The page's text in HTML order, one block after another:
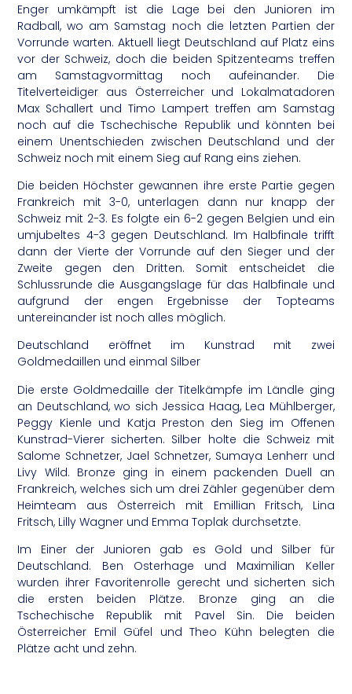
Enger umkämpft ist die Lage bei den Junioren im
Radball, wo am Samstag noch die letzten Partien der
Vorrunde warten. Aktuell liegt Deutschland auf Platz eins
vor der Schweiz, doch die beiden Spitzenteams treffen
am Samstagvormittag noch aufeinander. Die
Titelverteidiger aus Österreicher und Lokalmatadoren
Max Schallert und Timo Lampert treffen am Samstag
noch auf die Tschechische Republik und könnten bei
einem Unentschieden zwischen Deutschland und der
Schweiz noch mit einem Sieg auf Rang eins ziehen.
Die beiden Höchster gewannen ihre erste Partie gegen
Frankreich mit 3-0, unterlagen dann nur knapp der
Schweiz mit 2-3. Es folgte ein 6-2 gegen Belgien und ein
umjubeltes 4-3 gegen Deutschland. Im Halbfinale trifft
dann der Vierte der Vorrunde auf den Sieger und der
Zweite gegen den Dritten. Somit entscheidet die
Schlussrunde die Ausgangslage für das Halbfinale und
aufgrund der engen Ergebnisse der Topteams
untereinander ist noch alles möglich.
Deutschland eröffnet im Kunstrad mit zwei
Goldmedaillen und einmal Silber
Die erste Goldmedaille der Titelkämpfe im Ländle ging
an Deutschland, wo sich Jessica Haag, Lea Mühlberger,
Peggy Kienle und Katja Preston den Sieg im Offenen
Kunstrad-Vierer sicherten. Silber holte die Schweiz mit
Salome Schnetzer, Jael Schnetzer, Sumaya Lenherr und
Livy Wild. Bronze ging in einem packenden Duell an
Frankreich, welches sich um drei Zähler gegenüber dem
Heimteam aus Österreich mit Emillian Fritsch, Lina
Fritsch, Lilly Wagner und Emma Toplak durchsetzte.
Im Einer der Junioren gab es Gold und Silber für
Deutschland. Ben Osterhage und Maximilian Keller
wurden ihrer Favoritenrolle gerecht und sicherten sich
die ersten beiden Plätze. Bronze ging an die
Tschechische Republik mit Pavel Sin. Die beiden
Österreicher Emil Güfel und Theo Kühn belegten die
Plätze acht und zehn.